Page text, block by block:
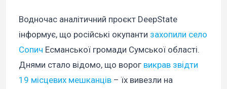
Водночас аналітичний проєкт DeepState
інформує, що російські окупанти захопили село
Сопич Есманської громади Сумської області.
Днями стало відомо, що ворог викрав звідти
19 місцевих мешканців – їх вивезли на